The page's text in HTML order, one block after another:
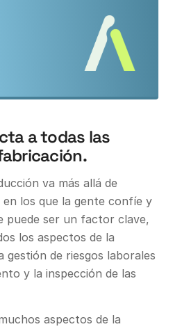
a todas las
va más allá de
los que la gente confíe y
puede ser un factor clave,
los aspectos de la
gestión de riesgos laborales
y la inspección de las
aspectos de la